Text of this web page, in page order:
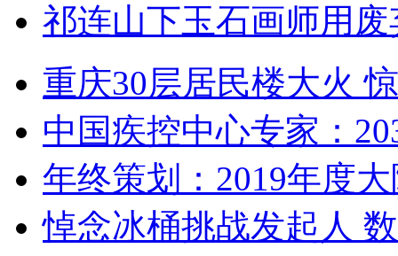
祁连山下玉石画师用
重庆30层居民楼大火
中国疾控中心专家：
年终策划：2019年度
悼念冰桶挑战发起人